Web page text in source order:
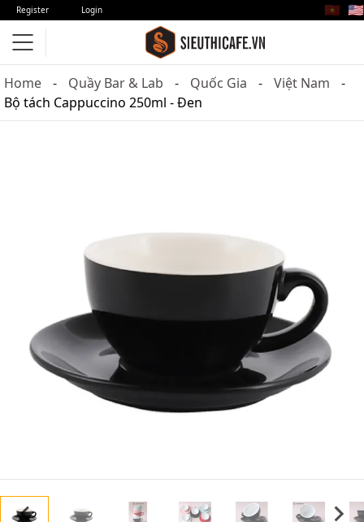
Register Login 🇻🇳 🇺🇸
Home Quầy Bar & Lab Quốc Gia
Việt Nam
Bộ tách Cappuccino 250ml - Đen